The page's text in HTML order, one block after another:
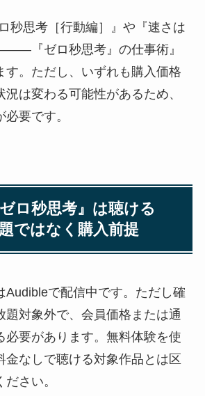
秒思考［行動編］』や『速さは
『ゼロ秒思考』の仕事術』
す。ただし、いずれも購入価格
は変わる可能性があるため、
要です。
ロ秒思考』は聴ける
ではなく購入前提
Audibleで配信中です。ただし確
題対象外で、会員価格または通
必要があります。無料体験を使
金なしで聴ける対象作品とは区
さい。